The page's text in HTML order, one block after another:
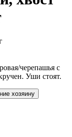
черепашья с
Уши стоят.
хозяину